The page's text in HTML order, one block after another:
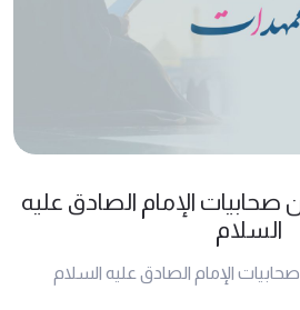
الإمام الصادق عليه
السلام
الإمام الصادق عليه السلام